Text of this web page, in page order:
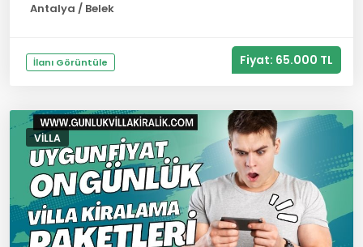
Antalya / Belek
İlanı Görüntüle Fiyat: 65.000 TL
VILLA